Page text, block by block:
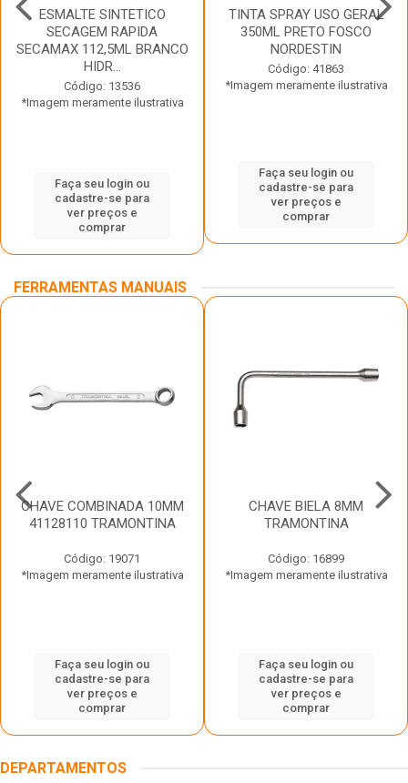
ESMALTE SINTETICO
SECAGEM RAPIDA
SECAMAX 112,5ML BRANCO
HIDR...
Código: 13536
*Imagem meramente ilustrativa
Faça seu login ou
cadastre-se para
ver preços e
comprar
TINTA SPRAY USO GERAL
350ML PRETO FOSCO
NORDESTIN
Código: 41863
*Imagem meramente ilustrativa
Faça seu login ou
cadastre-se para
ver preços e
comprar
FERRAMENTAS MANUAIS
CHAVE COMBINADA 10MM
41128110 TRAMONTINA
Código: 19071
*Imagem meramente ilustrativa
Faça seu login ou
cadastre-se para
ver preços e
comprar
CHAVE BIELA 8MM
TRAMONTINA
Código: 16899
*Imagem meramente ilustrativa
Faça seu login ou
cadastre-se para
ver preços e
comprar
DEPARTAMENTOS